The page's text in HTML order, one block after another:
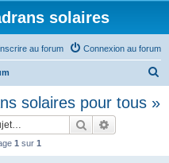
solaires
Connexion au forum
au forum
solaires pour tous »
Rechercher
1 sur 1